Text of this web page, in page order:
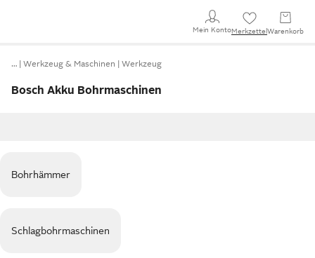
Mein KontoMerkzettel Warenkorb
… Werkzeug & Maschinen Werkzeug
Bosch Akku Bohrmaschinen
Bohrhämmer
Schlagbohrmaschinen